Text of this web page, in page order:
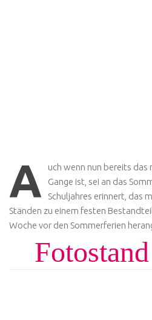
A
uch wenn nun bereits das
Gange ist, sei an das
Schuljahres erinnert, das
Ständen zu einem festen
Woche vor den Sommerferien